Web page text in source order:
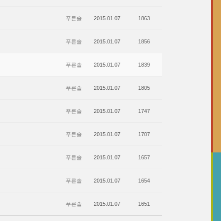
푸른솔 2015.01.07 1863
푸른솔 2015.01.07 1856
푸른솔 2015.01.07 1839
푸른솔 2015.01.07 1805
푸른솔 2015.01.07 1747
푸른솔 2015.01.07 1707
푸른솔 2015.01.07 1657
푸른솔 2015.01.07 1654
푸른솔 2015.01.07 1651